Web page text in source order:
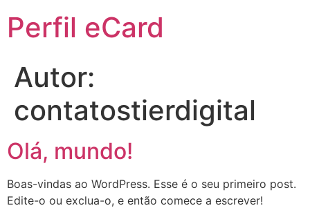
Perfil eCard
Autor:
contatostierdigital
Olá, mundo!
Boas-vindas ao WordPress. Esse é o seu primeiro post.
Edite-o ou exclua-o, e então comece a escrever!